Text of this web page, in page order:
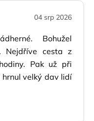
04 srp 2026
Bohužel
Nejdříve cesta z
Pak už při
hrnul velký dav lidí